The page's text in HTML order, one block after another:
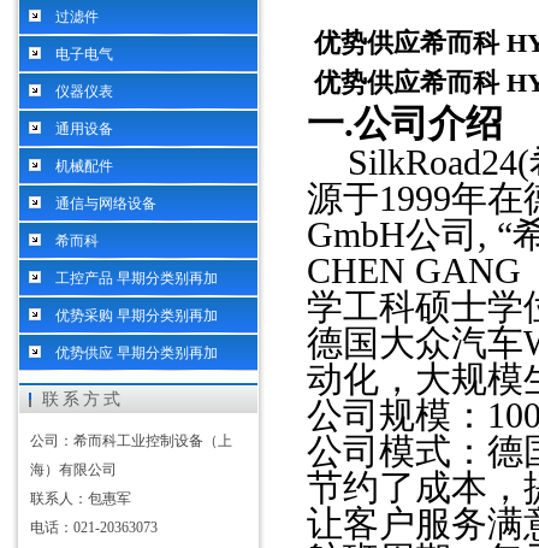
过滤件
电子电气
仪器仪表
通用设备
机械配件
通信与网络设备
希而科
工控产品 早期分类别再加
优势采购 早期分类别再加
优势供应 早期分类别再加
联系方式
公司：希而科工业控制设备（上
海）有限公司
联系人：包惠军
电话：021-20363073
优势供应希而科
优势供应希而科
一.公司介绍
源于1999年在
GmbH公司, “
CHEN GANG
学工科硕士学
德国大众汽车
动化，大规模
公司规模：
公司模式：德
节约了成本，
让客户服务满